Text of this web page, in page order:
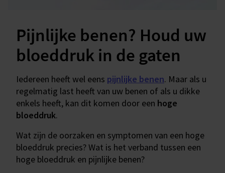
Pijnlijke benen? Houd uw
bloeddruk in de gaten
Iedereen heeft wel eens pijnlijke benen. Maar als u
regelmatig last heeft van uw benen of als u dikke
enkels heeft, kan dit komen door een hoge
bloeddruk.
Wat zijn de oorzaken en symptomen van een hoge
bloeddruk precies? Wat is het verband tussen een
hoge bloeddruk en pijnlijke benen?